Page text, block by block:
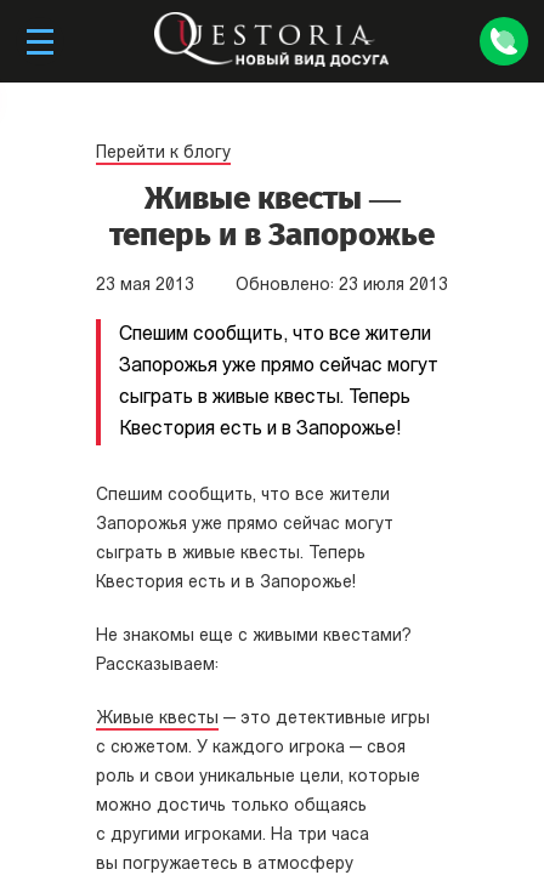
Перейти к блогу
Живые квесты —
теперь и в Запорожье
23 мая 2013 Обновлено: 23 июля 2013
Спешим сообщить, что все жители
Запорожья уже прямо сейчас могут
сыграть в живые квесты. Теперь
Квестория есть и в Запорожье!
Спешим сообщить, что все жители
Запорожья уже прямо сейчас могут
сыграть в живые квесты. Теперь
Квестория есть и в Запорожье!
Не знакомы еще с живыми квестами?
Рассказываем:
Живые квесты — это детективные игры
с сюжетом. У каждого игрока — своя
роль и свои уникальные цели, которые
можно достичь только общаясь
с другими игроками. На три часа
вы погружаетесь в атмосферу